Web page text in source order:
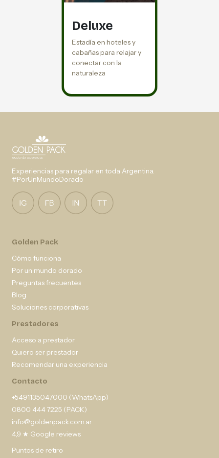
Deluxe
Estadía en hoteles y
cabañas para relajar y
conectar con la
naturaleza
Experiencias para regalar en toda Argentina.
#PorUnMundoDorado
Golden Pack
Cómo funciona
Por un mundo dorado
Preguntas frecuentes
Blog
Soluciones corporativas
Prestadores
Acceso a prestador
Quiero ser prestador
Recomendar una experiencia
Contacto
+5491135047000 (WhatsApp)
0800 444 7225 (PACK)
info@goldenpack.com.ar
4,9 ★ Google reviews
Puntos de retiro